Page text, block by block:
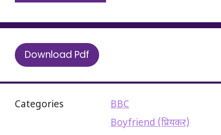
Download Pdf
Categories
BBC
Boyfriend (प्रियकर)